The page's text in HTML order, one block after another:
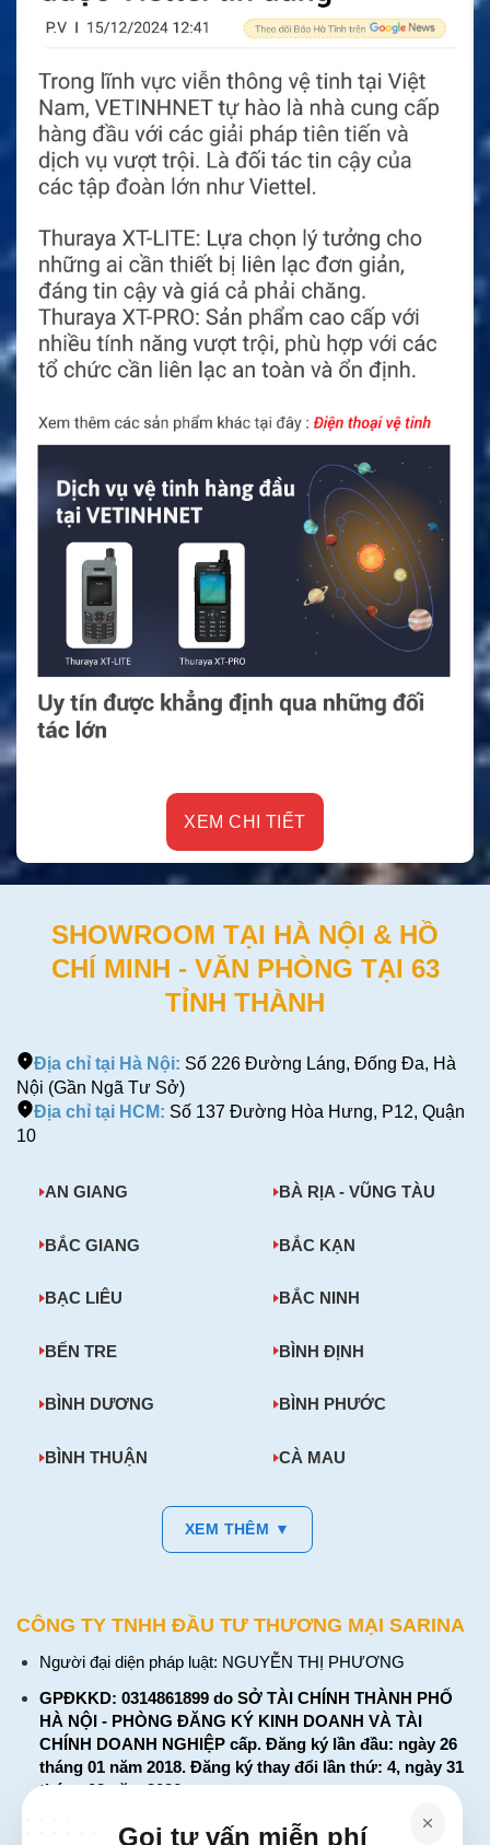
XEM CHI TIẾT
SHOWROOM TẠI HÀ NỘI & HỒ
CHÍ MINH - VĂN PHÒNG TẠI 63
TỈNH THÀNH
Địa chỉ tại Hà Nội: Số 226 Đường Láng, Đống Đa, Hà
Nội (Gần Ngã Tư Sở)
Địa chỉ tại HCM: Số 137 Đường Hòa Hưng, P12, Quận
10
AN GIANG BÀ RỊA - VŨNG TÀU
BẮC GIANG BẮC KẠN
BẠC LIÊU BẮC NINH
BẾN TRE BÌNH ĐỊNH
BÌNH DƯƠNG BÌNH PHƯỚC
BÌNH THUẬN CÀ MAU
XEM THÊM ▼
CÔNG TY TNHH ĐẦU TƯ THƯƠNG MẠI SARINA
Người đại diện pháp luật: NGUYỄN THỊ PHƯƠNG
GPĐKKD: 0314861899 do SỞ TÀI CHÍNH THÀNH PHỐ
HÀ NỘI - PHÒNG ĐĂNG KÝ KINH DOANH VÀ TÀI
CHÍNH DOANH NGHIỆP cấp. Đăng ký lần đầu: ngày 26
tháng 01 năm 2018. Đăng ký thay đổi lần thứ: 4, ngày 31
tháng 03 năm 2026
226 Đường Láng, Đống Đa, Hà Nội
Gọi tư vấn miễn phí